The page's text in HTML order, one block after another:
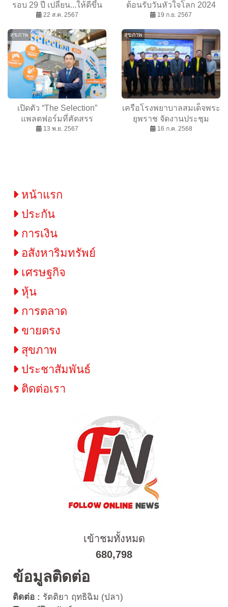
รอบ 29 ปี เปลี่ยน...ให้ดีขึ้น
กว่าเดิม พัฒนานวัตกรรม
และหลอดเลือด
22 ส.ค. 2567
ต้อนรับวันหัวใจโลก 2024
เปิดแคมเปญ “ฝากหัวใจให้
สังคมไทยหันมาใส่ใจภัยร้าย
ใกล้ตัว
19 ก.ย. 2567
สุขภาพ
เปิดตัว “The Selection”
แพลตฟอร์มที่คัดสรร
ผลิตภัณฑ์และบริการ จากผู้
13 พ.ย. 2567
สุขภาพ
เครือโรงพยาบาลสมเด็จพระ
ยุพราช จัดงานประชุม
วิชาการห้องผ่าตัดศัลยแพทย์
16 ก.ค. 2568
หน้าแรก
ประกัน
การเงิน
อสังหาริมทรัพย์
เศรษฐกิจ
หุ้น
การตลาด
ขายตรง
สุขภาพ
ประชาสัมพันธ์
ติดต่อเรา
เข้าชมทั้งหมด
680,798
ข้อมูลติดต่อ
ติดต่อ : รัตติยา ฤทธิฉิม (ปลา)